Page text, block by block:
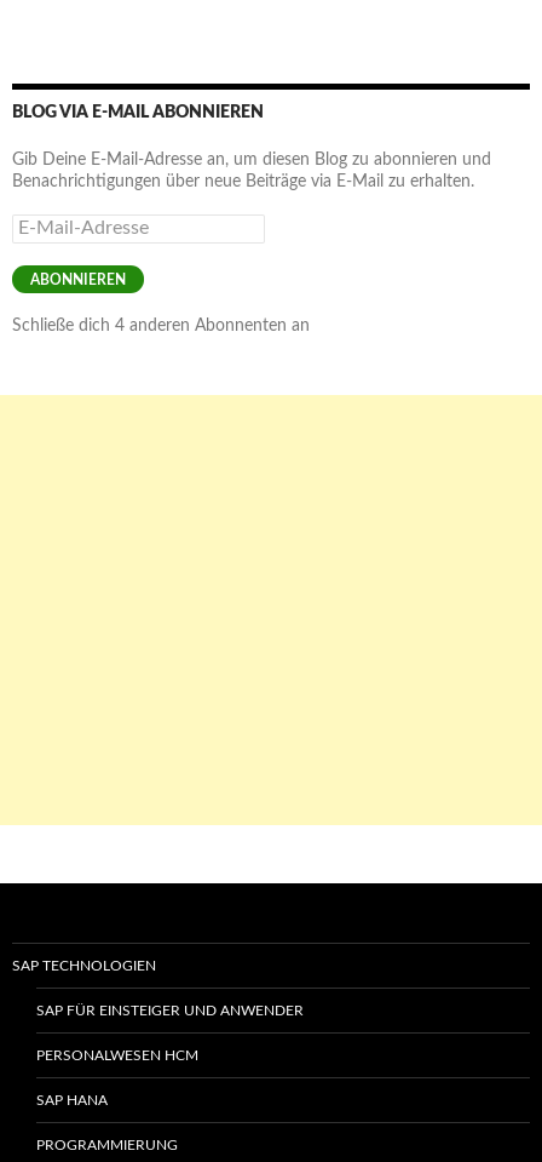
BLOG VIA E-MAIL ABONNIEREN
Gib Deine E-Mail-Adresse an, um diesen Blog zu abonnieren und
Benachrichtigungen über neue Beiträge via E-Mail zu erhalten.
E-
Mail-
Adresse
ABONNIEREN
Schließe dich 4 anderen Abonnenten an
SAP TECHNOLOGIEN
SAP FÜR EINSTEIGER UND ANWENDER
PERSONALWESEN HCM
SAP HANA
PROGRAMMIERUNG